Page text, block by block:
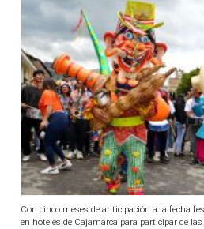
Con cinco meses de anticipación a la fecha
en hoteles de Cajamarca para participar de